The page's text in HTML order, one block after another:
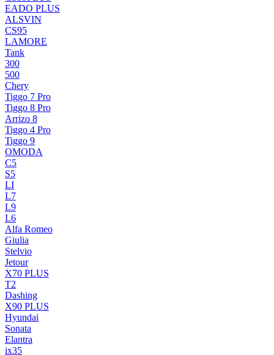
EADO PLUS
ALSVIN
CS95
LAMORE
Tank
300
500
Chery
Tiggo 7 Pro
Tiggo 8 Pro
Arrizo 8
Tiggo 4 Pro
Tiggo 9
OMODA
C5
S5
LI
L7
L9
L6
Alfa Romeo
Giulia
Stelvio
Jetour
X70 PLUS
T2
Dashing
X90 PLUS
Hyundai
Sonata
Elantra
ix35